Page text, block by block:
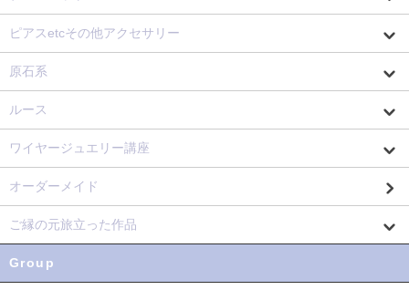
ピアスetcその他アクセサリー
原石系
ルース
ワイヤージュエリー講座
オーダーメイド
ご縁の元旅立った作品
Group